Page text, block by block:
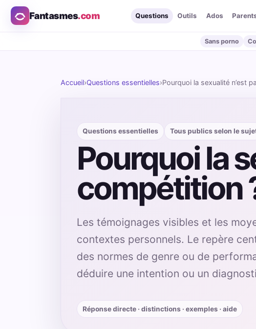
Fantasmes.com Questions Outils Ados
Sans porno
Accueil›Questions essentielles›Pourquoi la sexualité n’est
Questions essentielles Tous publics selon le
Pourquoi la
compétition
Les témoignages visibles et les
contextes personnels. Le repère
des normes de genre ou de
déduire une intention ou un
Réponse directe · distinctions · exemples · aide